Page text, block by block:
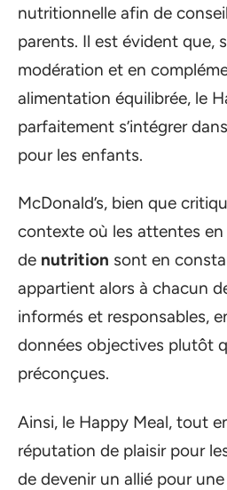
nutritionnelle afin de
parents. Il est évident que,
modération et en
alimentation équilibrée, le
parfaitement s’intégrer
pour les enfants.
McDonald’s, bien que
contexte où les attentes en
de nutrition sont en
appartient alors à chacun
informés et responsables,
données objectives plutôt
préconçues.
Ainsi, le Happy Meal, tout
réputation de plaisir pour
de devenir un allié pour une